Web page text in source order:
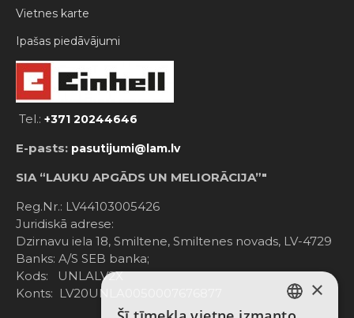
Vietnes karte
Ipašas piedāvājumi
Tel.: +371 20244646
E-pasts: pasutijumi@lam.lv
SIA “LAUKU APGĀDS UN MELIORĀCIJA”"
Reg.Nr.: LV44103005426
Juridiskā adrese:
Dzirnavu iela 18, Smiltene, Smiltenes novads, LV-4729
Banks: A/S SEB banka;
Kods: UNLALV2X
Konts: LV20UNLA0050007676877
×